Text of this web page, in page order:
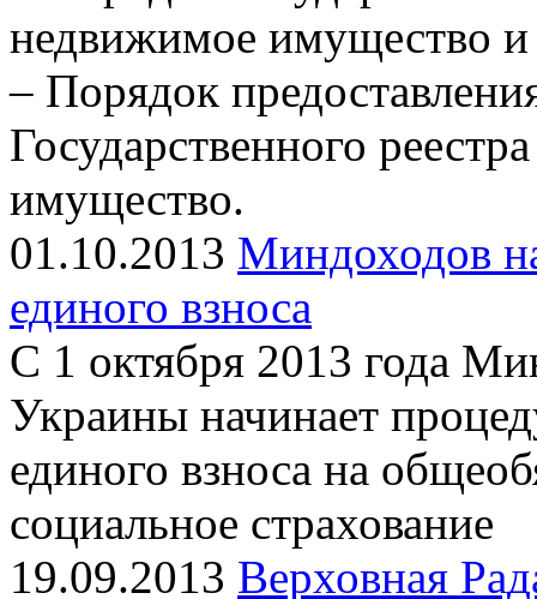
недвижимое имущество
– Порядок
Государственного
имущество.
01.10.2013 Миндоходов
единого взноса
С 1 октября 2013 года
Украины начинает
единого взноса на
социальное страхование
19.09.2013 Верховная